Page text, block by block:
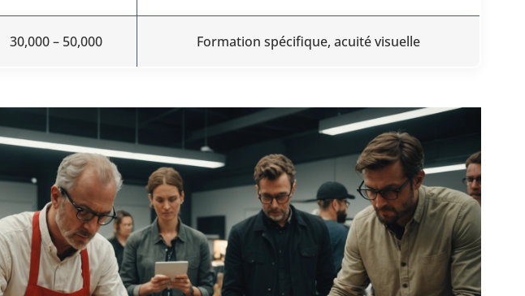
30,000 – 50,000 Formation spécifique, acuité visuelle